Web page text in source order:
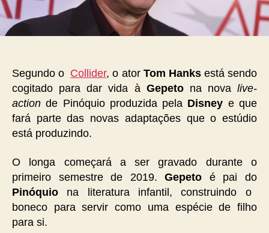
Segundo o Collider, o ator Tom Hanksestá sendo
cogitado para dar vida à Gepetona novalive-
action de Pinóquio produzida pela Disney e que
fará parte das novas adaptações que o estúdio
está produzindo.
O longa começará a ser gravado durante o
primeiro semestre de 2019.Gepeto é pai do
Pinóquio na literatura infantil, construindo o
boneco para servir como uma espécie de filho
para si.